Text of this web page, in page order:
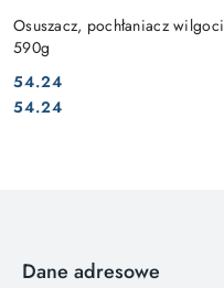
Osuszacz, pochłaniacz
590g
Cena:
54.24
Cena:
54.24
Dane adresowe